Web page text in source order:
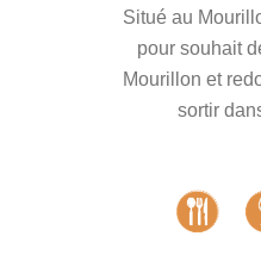
Situé au
pour souhait
Mourillon et
sortir